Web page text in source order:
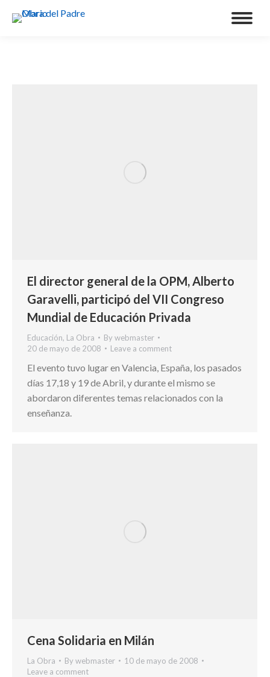
El director general de la OPM, Alberto
Garavelli, participó del VII Congreso
Mundial de Educación Privada
Educación, La Obra Bywebmaster
20 de mayo de 2008
Leave a comment
El evento tuvo lugar en Valencia, España, los pasados
días 17,18 y 19 de Abril, y durante el mismo se
abordaron diferentes temas relacionados con la
enseñanza.
Cena Solidaria en Milán
La Obra Bywebmaster
10 de mayo de 2008
Leave a comment